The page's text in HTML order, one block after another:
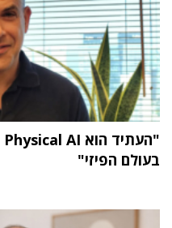
בעולם הפיזי"